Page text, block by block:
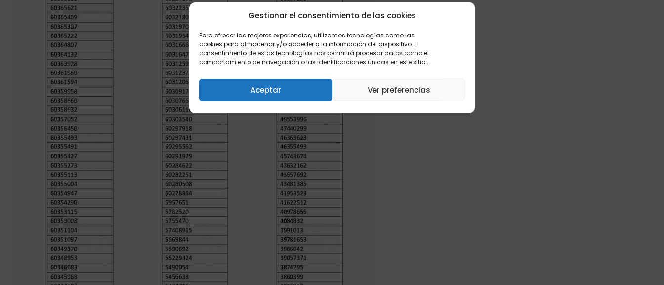
Gestionar el consentimiento de las cookies
Para ofrecer las mejores experiencias, utilizamos tecnologías como las
cookies para almacenar y/o acceder a la información del dispositivo. El
consentimiento de estas tecnologías nos permitirá procesar datos como el
comportamiento de navegación o las identificaciones únicas en este sitio..
Aceptar Ver preferencias